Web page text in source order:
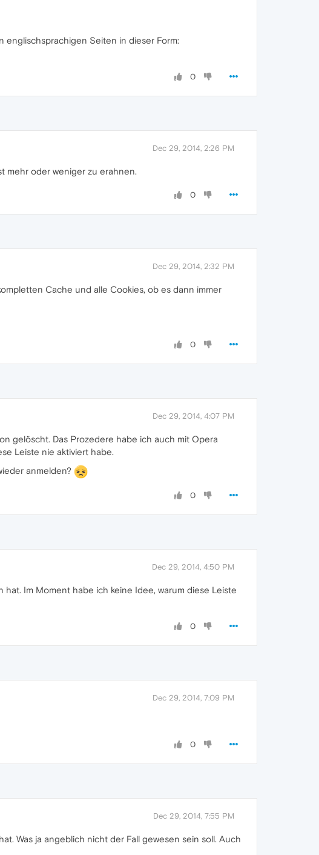
englischsprachigen Seiten in dieser Form:
0
Dec 29, 2014, 2:26 PM
mehr oder weniger zu erahnen.
0
Dec 29, 2014, 2:32 PM
Cache und alle Cookies, ob es dann immer
0
Dec 29, 2014, 4:07 PM
gelöscht. Das Prozedere habe ich auch mit Opera
Leiste nie aktiviert habe.
anmelden?
0
Dec 29, 2014, 4:50 PM
Im Moment habe ich keine Idee, warum diese Leiste
0
Dec 29, 2014, 7:09 PM
0
Dec 29, 2014, 7:55 PM
Was ja angeblich nicht der Fall gewesen sein soll. Auch